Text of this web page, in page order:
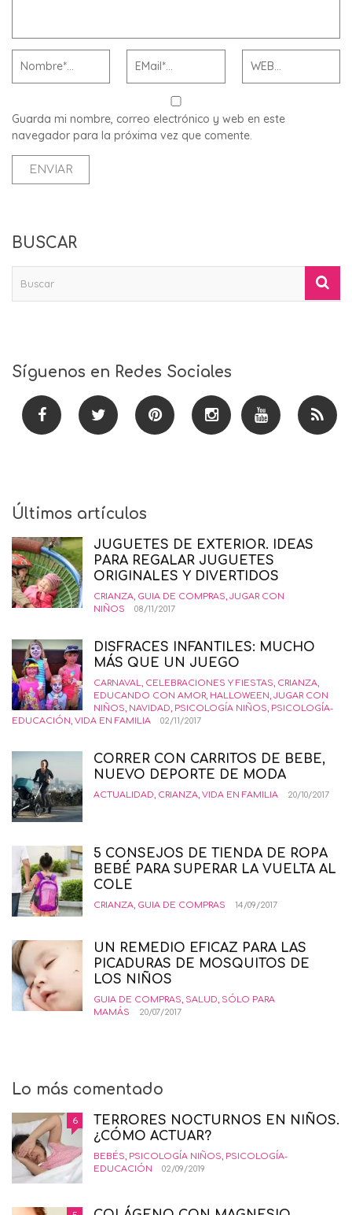
Guarda mi nombre, correo electrónico y web en este
navegador para la próxima vez que comente.
BUSCAR
Síguenos en Redes Sociales
Últimos artículos
JUGUETES DE EXTERIOR. IDEAS
PARA REGALAR JUGUETES
ORIGINALES Y DIVERTIDOS
CRIANZA, GUIA DE COMPRAS, JUGAR CON
NIÑOS
08/11/2017
DISFRACES INFANTILES: MUCHO
MÁS QUE UN JUEGO
CARNAVAL, CELEBRACIONES Y FIESTAS, CRIANZA,
EDUCANDO CON AMOR, HALLOWEEN, JUGAR CON
NIÑOS, NAVIDAD, PSICOLOGÍA NIÑOS, PSICOLOGÍA-
EDUCACIÓN, VIDA EN FAMILIA 02/11/2017
CORRER CON CARRITOS DE BEBE,
NUEVO DEPORTE DE MODA
ACTUALIDAD, CRIANZA, VIDA EN FAMILIA 20/10/2017
5 CONSEJOS DE TIENDA DE ROPA
BEBÉ PARA SUPERAR LA VUELTA AL
COLE
CRIANZA, GUIA DE COMPRAS 14/09/2017
UN REMEDIO EFICAZ PARA LAS
PICADURAS DE MOSQUITOS DE
LOS NIÑOS
GUIA DE COMPRAS, SALUD, SÓLO PARA
MAMÁS
20/07/2017
Lo más comentado
6
TERRORES NOCTURNOS EN NIÑOS.
¿CÓMO ACTUAR?
BEBÉS, PSICOLOGÍA NIÑOS, PSICOLOGÍA-
EDUCACIÓN
02/09/2019